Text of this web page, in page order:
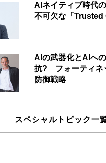
AIネイティブ時代
不可欠な「Trusted
AIの武器化とAIへ
抗? フォーティネ
防御戦略
スペシャルトピック一